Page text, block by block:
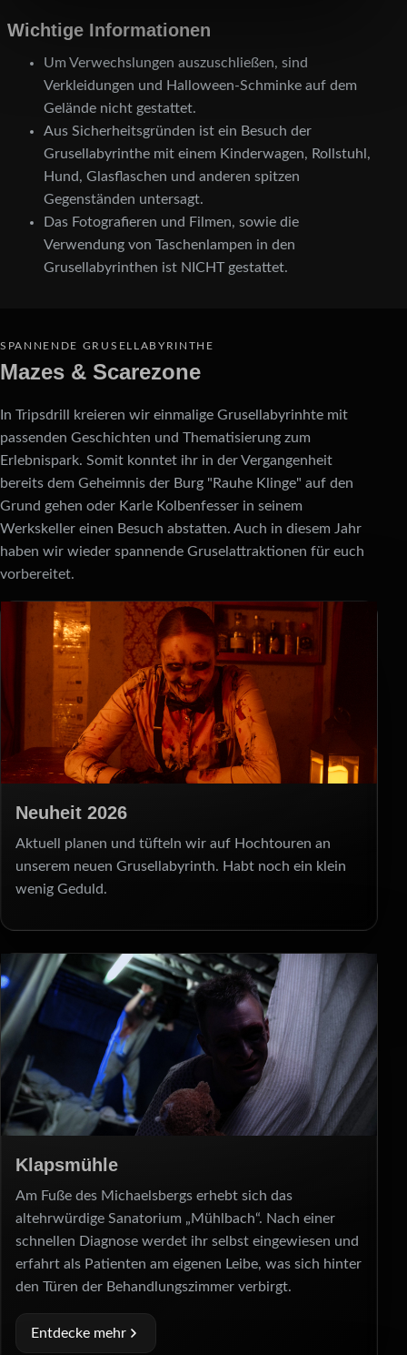
Wichtige Informationen
Um Verwechslungen auszuschließen, sind
Verkleidungen und Halloween-Schminke auf dem
Gelände nicht gestattet.
Aus Sicherheitsgründen ist ein Besuch der
Grusellabyrinthe mit einem Kinderwagen, Rollstuhl,
Hund, Glasflaschen und anderen spitzen
Gegenständen untersagt.
Das Fotografieren und Filmen, sowie die
Verwendung von Taschenlampen in den
Grusellabyrinthen ist NICHT gestattet.
SPANNENDE GRUSELLABYRINTHE
Mazes & Scarezone
In Tripsdrill kreieren wir einmalige Grusel­labyrinhte mit
passenden Geschichten und Thematisierung zum
Erlebnispark. Somit konntet ihr in der Vergangenheit
bereits dem Geheimnis der Burg "Rauhe Klinge" auf den
Grund gehen oder Karle Kolbenfesser in seinem
Werkskeller einen Besuch abstatten. Auch in diesem Jahr
haben wir wieder spannende Gruselattraktionen für euch
vorbereitet.
Neuheit 2026
Aktuell planen und tüfteln wir auf Hochtouren an
unserem neuen Grusellabyrinth. Habt noch ein klein
wenig Geduld.
Klapsmühle
Am Fuße des Michaelsbergs erhebt sich das
altehrwürdige Sanatorium „Mühlbach“. Nach einer
schnellen Diagnose werdet ihr selbst eingewiesen und
erfahrt als Patienten am eigenen Leibe, was sich hinter
den Türen der Behandlungszimmer verbirgt.
Entdecke mehr